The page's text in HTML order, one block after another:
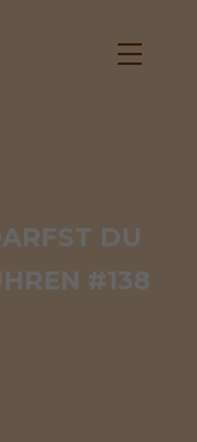
DU
#138